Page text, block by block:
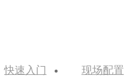
快速入门 现场配置